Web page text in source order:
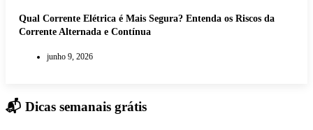
Qual Corrente Elétrica é Mais Segura? Entenda os Riscos da
Corrente Alternada e Contínua
junho 9, 2026
📬 Dicas semanais grátis